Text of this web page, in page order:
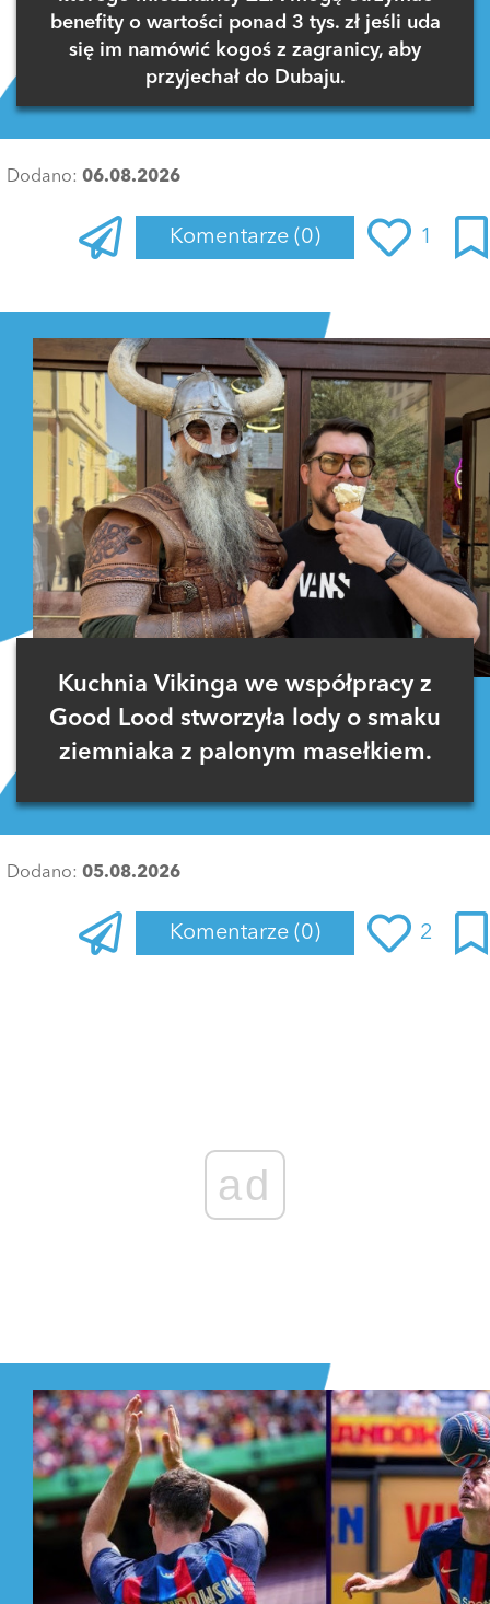
benefity o wartości ponad 3 tys. zł jeśli uda
się im namówić kogoś z zagranicy, aby
przyjechał do Dubaju.
Dodano: 06.08.2026
Komentarze (0) 1
Kuchnia Vikinga we współpracy z
Good Lood stworzyła lody o smaku
ziemniaka z palonym masełkiem.
Dodano: 05.08.2026
Komentarze (0) 2
ad